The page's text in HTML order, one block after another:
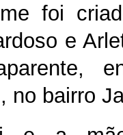
foi
e
no bairro